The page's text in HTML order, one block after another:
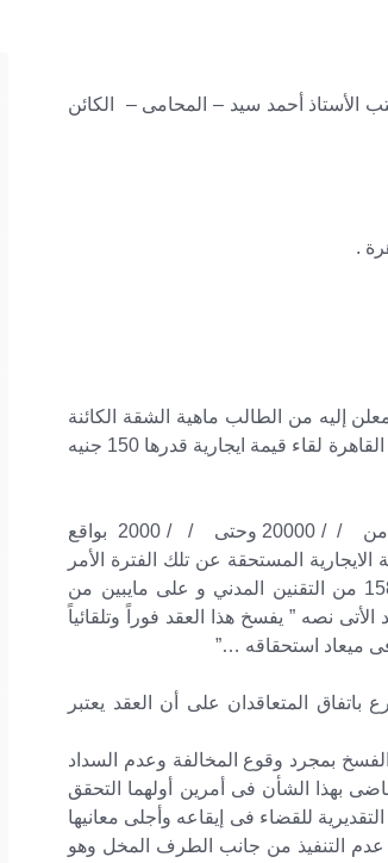
أحمد سيد – المحامى – الكائن
.
استأجر المعلن إليه من الطالب ماهية الشقة الكائنة
بالدور الرابع 2 شارع ………… متفرع من شارع ………….. – قسم ………….. – القاهرة لقاء قيمة ايجارية قدرها 150 جنيه
– وحيث أن المعلن إليه قد تقاعس عن سداد القيمة الأيجارية المستحقة عن المدة من / / 20000 وحتى / / 2000 بواقع
الايجارية المستحقة عن تلك الفترة الأمر
الذى يتحقق به الفسخ إعمالاً للشرط الفاسخ الصريح الوارد بالعقد وفقاً للمادة 158 من التقنين المدني و على مايبين من
نصه ” يفسخ هذا العقد فوراً وتلقائياً
ميعاد استحقاقه …”
المتعاقدان على أن العقد يعتبر
الفسخ بمجرد وقوع المخالفة وعدم السداد
بهذا الشأن فى أمرين أولهما التحقق
للقضاء فى إيقاعه وأجلى معانيها
عدم التنفيذ من جانب الطرف المخل وهو